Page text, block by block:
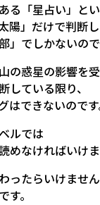
る「星占い」とい
陽」だけで判断し
」でしかないので
の惑星の影響を受
している限り、
はできないのです
ルでは
めなければいけま
ったらいけません
す。